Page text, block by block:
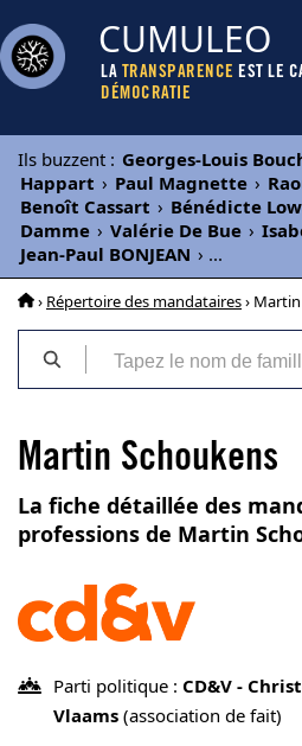
CUMULEO
LA TRANSPARENCE EST LE
DÉMOCRATIE
Ils buzzent : Georges-Louis
Happart › Paul Magnette ›
Benoît Cassart › Bénédicte
Damme › Valérie De Bue ›
Jean-Paul BONJEAN › ...
› Répertoire des mandataires›
Martin Schoukens
La fiche détaillée des
professions de Martin
Parti politique : CD&V -
Vlaams (association de fait)